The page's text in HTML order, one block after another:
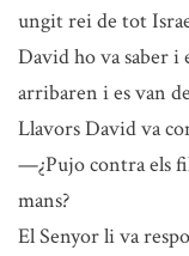
ungit rei de tot
David ho va saber i
arribaren i es van
Llavors David va
—¿Pujo contra els
mans?
El Senyor li va